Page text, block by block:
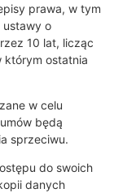
prawa, w tym
ustawy o
10 lat, licząc
którym ostatnia
w celu
będą
sprzeciwu.
do swoich
danych